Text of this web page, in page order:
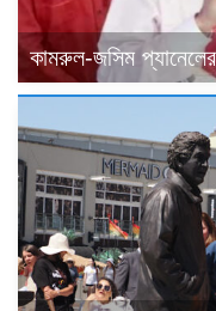
কামরুল-জসিম